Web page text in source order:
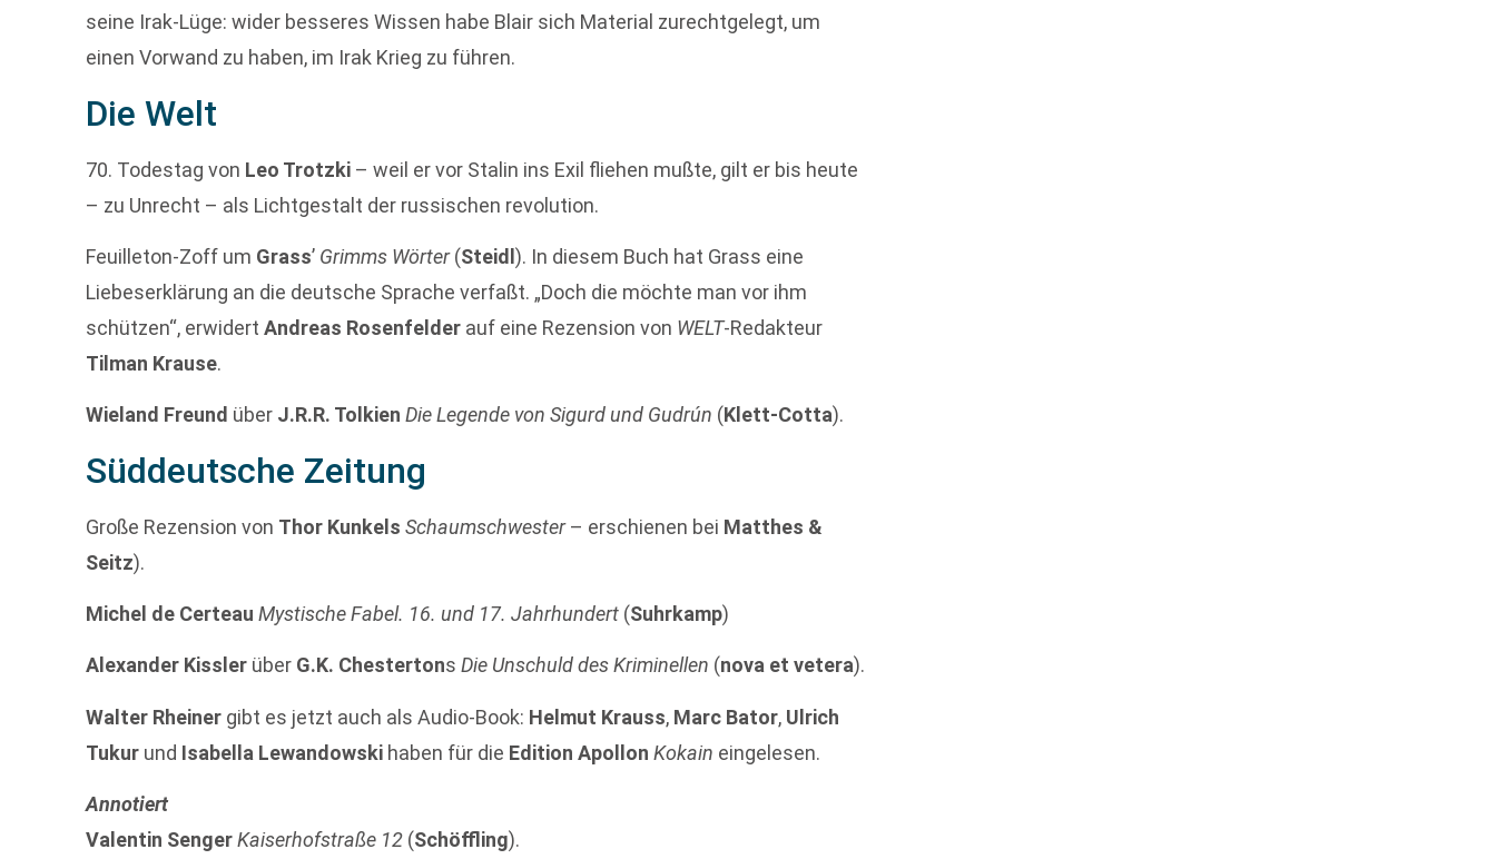
seine Irak-Lüge: wider besseres Wissen habe Blair sich Material zurechtgelegt, um
einen Vorwand zu haben, im Irak Krieg zu führen.
Die Welt
70. Todestag von Leo Trotzki – weil er vor Stalin ins Exil fliehen mußte, gilt er bis heute
– zu Unrecht – als Lichtgestalt der russischen revolution.
Feuilleton-Zoff um Grass’ Grimms Wörter(Steidl). In diesem Buch hat Grass eine
Liebeserklärung an die deutsche Sprache verfaßt. „Doch die möchte man vor ihm
schützen“, erwidertAndreas Rosenfelder auf eine Rezension von WELT-Redakteur
Tilman Krause.
Wieland Freund über J.R.R. Tolkien Die Legende von Sigurd und Gudrún (Klett-Cotta).
Süddeutsche Zeitung
Große Rezension von Thor Kunkels Schaumschwester– erschienen bei Matthes &
Seitz).
Michel de Certeau Mystische Fabel. 16. und 17. Jahrhundert (Suhrkamp)
Alexander Kissler über G.K. ChestertonsDie Unschuld des Kriminellen (nova et vetera).
Walter Rheiner gibt es jetzt auch als Audio-Book: Helmut Krauss, Marc Bator, Ulrich
Tukur und Isabella Lewandowski haben für die Edition Apollon Kokain eingelesen.
Annotiert
Valentin Senger Kaiserhofstraße 12 (Schöffling).